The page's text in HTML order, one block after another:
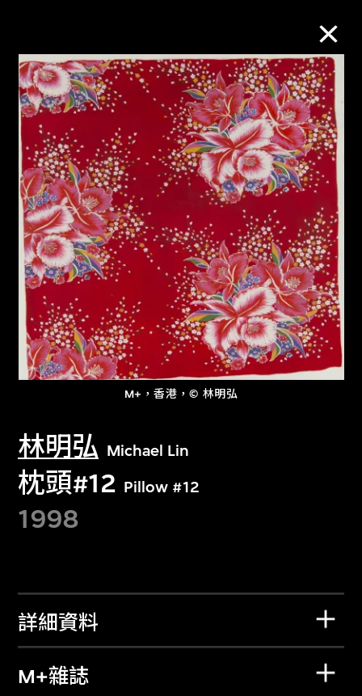
M+，香港，© 林明弘
林明弘 Michael Lin
枕頭#12 Pillow #12
1998
詳細資料
M+雜誌
M+藏品
進一步篩選 搜索
關於M+藏品
探索世界頂級的二十及二十一世紀視覺
文化藏品。